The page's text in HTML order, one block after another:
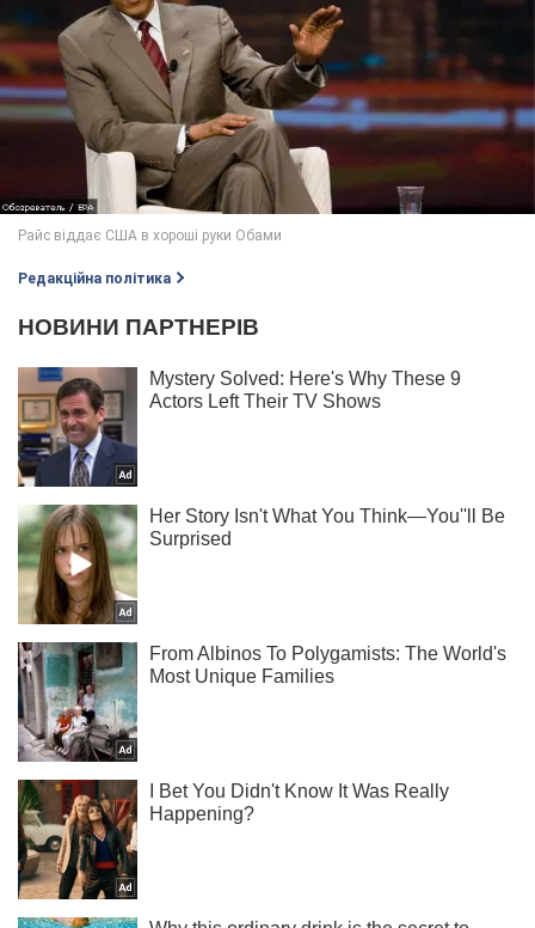
Редакційна політика